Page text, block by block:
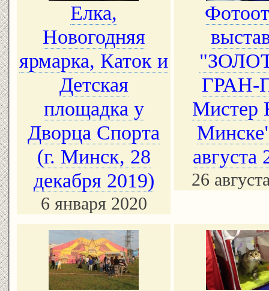
Елка,
Новогодняя
ярмарка, Каток и
Детская
площадка у
Дворца Спорта
(г. Минск, 28
декабря 2019)
6 января 2020
ГРАН-
Мистер
августа
26